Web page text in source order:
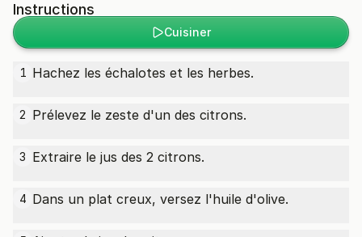
Instructions
Cuisiner
1 Hachez les échalotes et les herbes.
2 Prélevez le zeste d'un des citrons.
3 Extraire le jus des 2 citrons.
4 Dans un plat creux, versez l'huile d'olive.